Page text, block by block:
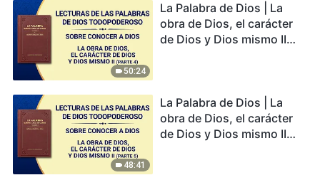
50:24
La Palabra de Dios | La
obra de Dios, el carácter
de Dios y Dios mismo II
48:41
La Palabra de Dios | La
obra de Dios, el carácter
de Dios y Dios mismo II